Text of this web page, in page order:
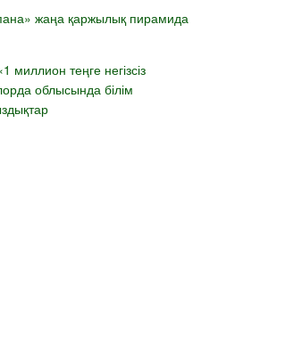
жаңа қаржылық пирамида
миллион теңге негізсіз
облысында білім